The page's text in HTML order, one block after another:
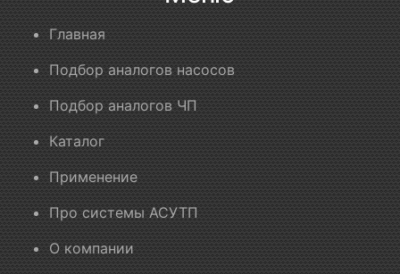
Главная
Подбор аналогов насосов
Подбор аналогов ЧП
Каталог
Применение
Про системы АСУТП
О компании